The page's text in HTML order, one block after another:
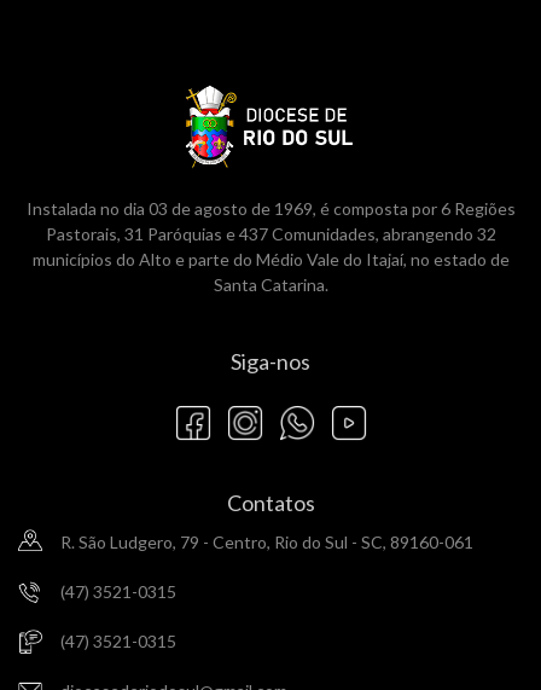
Instalada no dia 03 de agosto de 1969, é composta por 6 Regiões
Pastorais, 31 Paróquias e 437 Comunidades, abrangendo 32
municípios do Alto e parte do Médio Vale do Itajaí, no estado de
Santa Catarina.
Siga-nos
Contatos
R. São Ludgero, 79 - Centro, Rio do Sul - SC, 89160-061
(47) 3521-0315
(47) 3521-0315